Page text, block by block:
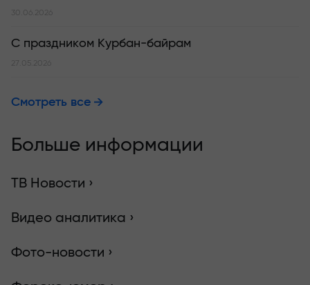
30.06.2026
С праздником Курбан-байрам
27.05.2026
Смотреть все
Больше информации
ТВ Новости ›
Видео аналитика ›
Фото-новости ›